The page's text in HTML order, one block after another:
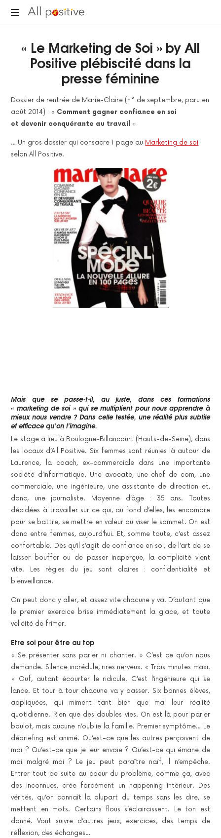
All
pour
se
réinventer."
« Le Marketing de Soi » by All
Positive plébiscité dans la
presse féminine
Dossier de rentrée de Marie-Claire (n° de septembre, paru en
août 2014) : « Comment gagner confiance en soi
et devenir conquérante au travail
»
… Un gros dossier qui consacre 1 page au Marketing de soi
selon All Positive.
Mais que se passe-t-il, au juste, dans ces formations
« marketing de soi » qui se multiplient pour nous apprendre à
mieux nous vendre ? Dans celle testée, une réalité plus subtile
et efficace qu’on l’imagine.
Le stage a lieu à Boulogne-Billancourt (Hauts-de-Seine), dans
les locaux d’All Positive. Six femmes sont réunies là autour de
Laurence, la coach, ex-commerciale dans une importante
société d’informatique. Une avocate, une chef de com, une
commerciale, une ingénieure, une assistante de direction et,
donc, une journaliste. Moyenne d’âge : 35 ans. Toutes
décidées à travailler sur ce qui, au fond d’elles, les encombre
pour se battre, se mettre en valeur ou viser le sommet. On est
donc entre femmes, aujourd’hui. Et, somme toute, c’est assez
confortable. Dès qu’il s’agit de confiance en soi, de l’art de se
laisser bouffer ou de passer inaperçue, la complicité vient
vite. Les règles du jeu sont claires : confidentialité et
bienveillance.
On peut donc y aller, et assez vite chacune y va. D’autant que
le premier exercice brise immédiatement la glace, et toute
velléité de frimer.
Etre soi pour être au top
« Se présenter sans parler ni chanter. » C’est ce qu’on nous
demande. Silence incrédule, rires nerveux. « Trois minutes maxi.
» Ouf, autant écourter le ridicule. C’est l’ingénieure qui se
lance. Et tour à tour chacune va y passer. Six bonnes élèves,
appliquées, qui miment tant bien que mal leur réalité
quotidienne. Rien que des doubles vies. On est là pour parler
boulot, mais aucune n’oublie la famille. Premier symptôme… Le
débriefing est animé. Qu’est-ce que les autres perçoivent de
moi ? Qu’est-ce que je leur envoie ? Qu’est-ce qui émane de
moi malgré moi ? Le jeu peut paraître naïf, il n’empêche.
Entrer tout de suite au coeur du problème, comme ça, avec
des inconnues, crée forcément un happening intérieur. Des
vérités, qu’on connaît la plupart du temps sans les dire, se
mettent en mots. Certains flous s’éclaircissent. Le ton est
donné. Vont suivre d’autres jeux, exercices, des temps de
réflexion, des échanges…